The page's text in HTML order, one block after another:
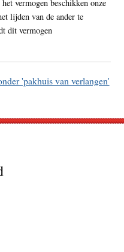
vermogen beschikken onze
lijden van de ander te
dit vermogen
'pakhuis van verlangen'